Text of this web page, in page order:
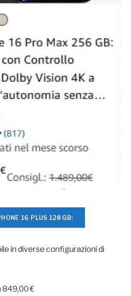
16 PLUS 128 GB:
in diverse configurazioni di
849,00 €